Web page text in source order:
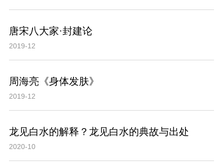
唐宋八大家·封建论
2019-12
周海亮《身体发肤》
2019-12
龙见白水的解释？龙见白水的典故与出处
2020-10